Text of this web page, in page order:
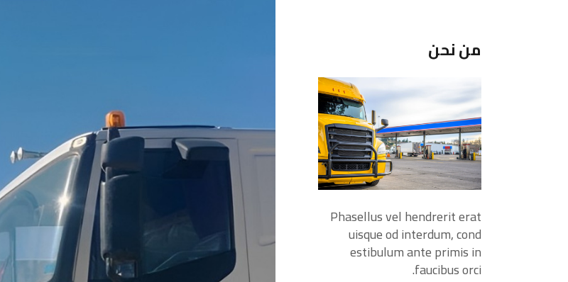
من نحن
Phasellus vel hendrerit erat
uisque od interdum, cond
estibulum ante primis in
faucibus orci.